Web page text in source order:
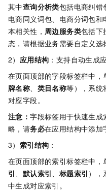
其中查询分析类包括电商纠错
电商同义词包、电商分词包和
本相关性， 周边服务类包括下
态，请根据业务需要自定义选
2） 应用结构 ：支持自动生成
在页面顶部的字段标签栏中，
牌名称
类目名称等），系统
对应字段。​​
注意：字段标签用于快速生
略，请务必在应用结构中添加
3） 索引结构 ：
在页面顶部的索引标签栏中，
引
默认索引 标题索引 ），
中生成对应索引。